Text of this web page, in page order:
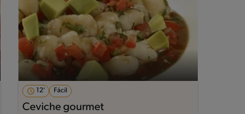
12' Fácil
Ceviche gourmet